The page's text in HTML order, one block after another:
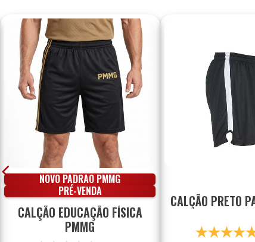
NOVO PADRÃO PMMG
PRÉ-VENDA
CALÇÃO EDUCAÇÃO FÍSICA
PMMG
CALÇÃO PRETO